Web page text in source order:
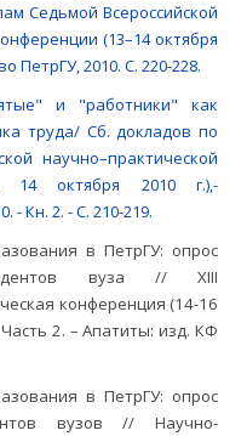
Седьмой Всероссийской
(13–14 октября
ПетрГУ, 2010. С. 220-228.
и "работники" как
труда/ Сб. докладов по
научно–практической
14 октября 2010 г.),-
- Кн. 2. - С. 210-219.
в ПетрГУ: опрос
вуза // XIII
конференция (14-16
2. – Апатиты: изд. КФ
в ПетрГУ: опрос
вузов // Научно-